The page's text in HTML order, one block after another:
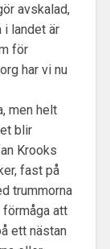
avskalad,
i landet är
för
har vi nu
men helt
blir
Krooks
fast på
trummorna
förmåga att
ett nästan